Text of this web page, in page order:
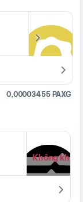
0,00003455 PAXG
Không khả